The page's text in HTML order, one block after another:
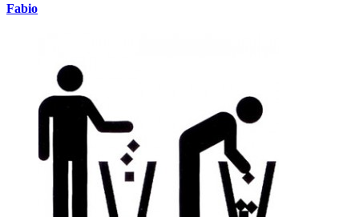
Fabio